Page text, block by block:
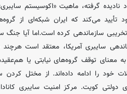
گرفته، ماهیت «اکوسیستم
تأیید می‌کند که ایران شبکه‌ای از
سازماندهی کرده است.اما آیا
سایبری آمریکا، معتقد است هرچند
به معنای توقف گروه‌های نیابتی یا
خود را ادامه داده‌اند. از مختل کردن
کویت. مرکز امنیت سایبری